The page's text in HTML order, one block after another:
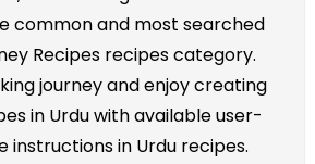
common and most searched
Recipes recipes category.
journey and enjoy creating
in Urdu with available user-
instructions in Urdu recipes.